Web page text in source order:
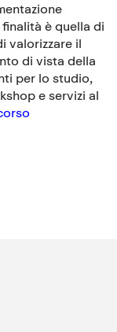
è quella di
valorizzare il
di vista della
per lo studio,
e servizi al